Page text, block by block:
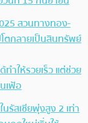
สวนทางทอง-
ตกลายเป็นสินทรัพย์
ำให้รวยเร็ว แต่ช่วย
เฟ้อ
รัสเซียพุ่งสูง 2 เท่า